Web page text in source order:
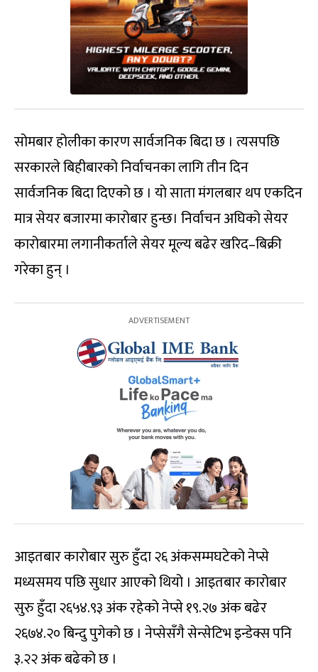
सोमबार होलीका कारण सार्वजनिक बिदा छ । त्यसपछि
सरकारले बिहीबारको निर्वाचनका लागि तीन दिन
सार्वजनिक बिदा दिएको छ । याे साता मंगलबार थप एकदिन
मात्र सेयर बजारमा कारोबार हुन्छ। निर्वाचन अघिको सेयर
कारोबारमा लगानीकर्ताले सेयर मूल्य बढेर खरिद–बिक्री
गरेका हुन् ।
आइतबार कारोबार सुरु हुँदा २६ अंकसम्मघटेको नेप्से
मध्यसमय पछि सुधार आएको थियो । आइतबार कारोबार
सुरु हुँदा २६५४.९३ अंक रहेको नेप्से १९.२७ अंक बढेर
२६७४.२० बिन्दु पुगेको छ । नेप्सेसँगै सेन्सेटिभ इन्डेक्स पनि
३.२२ अंक बढेको छ ।